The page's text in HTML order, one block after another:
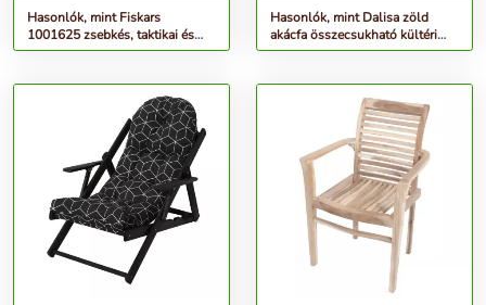
Hasonlók, mint Fiskars
1001625 zsebkés, taktikai és
túlélő kés Összecsukható kés
Hasonlók, mint Dalisa zöld
akácfa összecsukható kültéri
szék - Kave Home